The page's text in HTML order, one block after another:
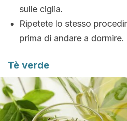
sulle ciglia.
Ripetete lo stesso
prima di andare a dormire.
Tè verde